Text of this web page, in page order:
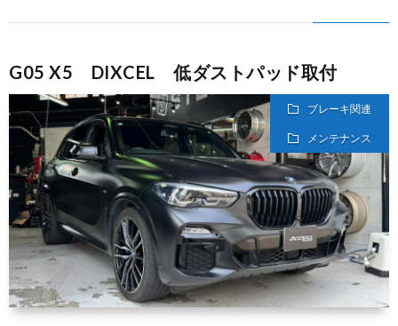
G05 X5 DIXCEL 低ダストパッド取付
ブレーキ関連
メンテナンス